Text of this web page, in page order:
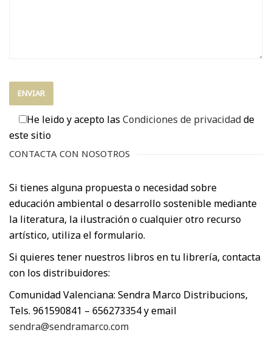
He leido y acepto las Condiciones de privacidadde
este sitio
CONTACTA CON NOSOTROS
Si tienes alguna propuesta o necesidad sobre
educación ambiental o desarrollo sostenible mediante
la literatura, la ilustración o cualquier otro recurso
artístico, utiliza el formulario.
Si quieres tener nuestros libros en tu librería, contacta
con los distribuidores:
Comunidad Valenciana: Sendra Marco Distribucions,
Tels. 961590841 – 656273354 y email
sendra@sendramarco.com